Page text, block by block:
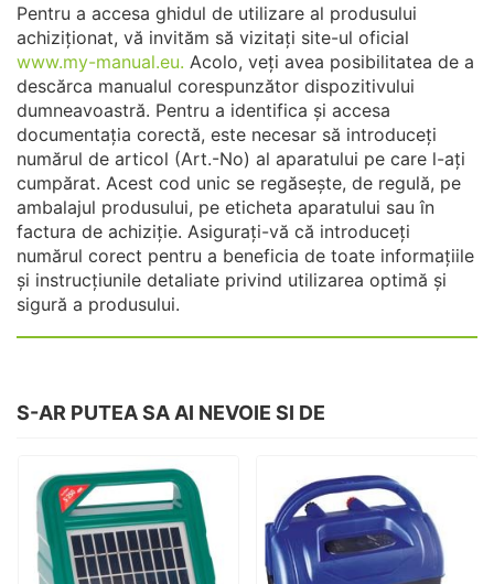
Pentru a accesa ghidul de utilizare al produsului
achiziționat, vă invităm să vizitați site-ul oficial
www.my-manual.eu. Acolo, veți avea posibilitatea de a
descărca manualul corespunzător dispozitivului
dumneavoastră. Pentru a identifica și accesa
documentația corectă, este necesar să introduceți
numărul de articol (Art.-No) al aparatului pe care l-ați
cumpărat. Acest cod unic se regăsește, de regulă, pe
ambalajul produsului, pe eticheta aparatului sau în
factura de achiziție. Asigurați-vă că introduceți
numărul corect pentru a beneficia de toate informațiile
și instrucțiunile detaliate privind utilizarea optimă și
sigură a produsului.
S-AR PUTEA SA AI NEVOIE SI DE